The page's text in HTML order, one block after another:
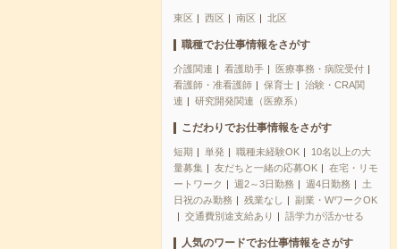
東区 西区 南区 北区
職種でお仕事情報をさがす
介護関連 看護助手
医療事務・病院受付
看護師・准看護師
保育士
治験・CRA関
連
研究開発関連（医療系）
こだわりでお仕事情報をさがす
短期 単発 職種未経験OK
10名以上の大
量募集
友だちと一緒の応募OK
在宅・リモ
ートワーク
週2～3日勤務 週4日勤務
土
日祝のみ勤務
残業なし
副業・WワークOK
交通費別途支給あり
語学力が活かせる
人気のワードでお仕事情報をさがす